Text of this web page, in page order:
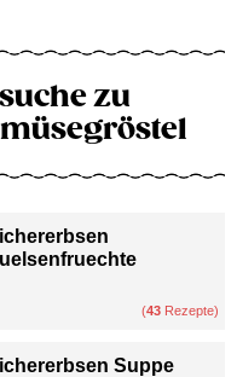
zu
(43 Rezepte)
Suppe